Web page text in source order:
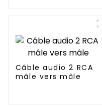
Câble audio 2 RCA
mâle vers mâle